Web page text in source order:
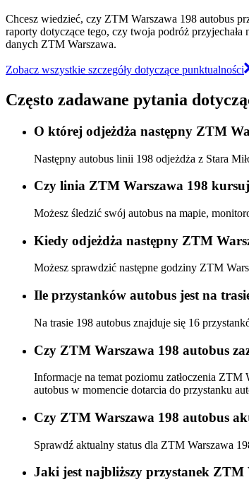
Chcesz wiedzieć, czy ZTM Warszawa 198 autobus
raporty dotyczące tego, czy twoja podróż
danych ZTM Warszawa.
Zobacz wszystkie szczegóły dotyczące punktualności
Często zadawane pytania
O której odjeżdża następny ZTM
Następny autobus linii 198 odjeżdża z Stara
Czy linia ZTM Warszawa 198
Możesz śledzić swój autobus na mapie,
Kiedy odjeżdża następny ZTM
Możesz sprawdzić następne godziny ZTM
Ile przystanków autobus jest na
Na trasie 198 autobus znajduje się 16
Czy ZTM Warszawa 198 autobus
Informacje na temat poziomu zatłoczenia
autobus w momencie dotarcia do przystanku
Czy ZTM Warszawa 198 autobus
Sprawdź aktualny status dla ZTM Warszawa
Jaki jest najbliższy przystanek ZTM